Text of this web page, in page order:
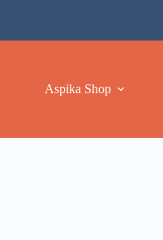
Aspika Shop